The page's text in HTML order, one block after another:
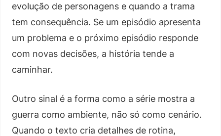
evolução de personagens e quando a trama
tem consequência. Se um episódio apresenta
um problema e o próximo episódio responde
com novas decisões, a história tende a
caminhar.
Outro sinal é a forma como a série mostra a
guerra como ambiente, não só como cenário.
Quando o texto cria detalhes de rotina,